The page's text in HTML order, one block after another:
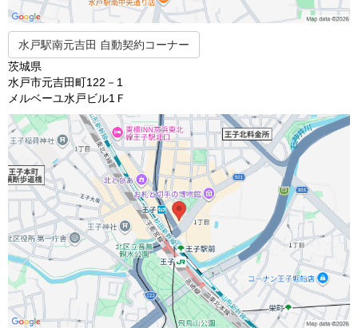
水戸駅南元吉田 自動契約コーナー
茨城県
水戸市元吉田町122－1
メルベーユ水戸ビル1Ｆ